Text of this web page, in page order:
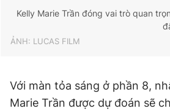
Kelly Marie Trần đóng vai trò quan
ẢNH: LUCAS FILM
Với màn tỏa sáng ở phần 8,
Marie Trần được dự đoán sẽ